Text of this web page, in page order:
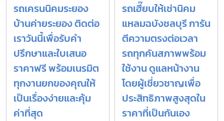
รถเครนนิคมระยอง
บ้านค่ายระยอง ติดต่อ
เราวันนี้เพื่อรับคำ
ปรึกษาและใบเสนอ
ราคาฟรี พร้อมเนรมิต
ทุกงานยกของคุณให้
เป็นเรื่องง่ายและคุ้ม
ค่าที่สุด
รถเฮี๊ยบให้เช่านิคม
แหลมฉบังชลบุรี การัน
ตีความตรงต่อเวลา
รถทุกคันสภาพพร้อม
ใช้งาน ดูแลหน้างาน
โดยผู้เชี่ยวชาญเพื่อ
ประสิทธิภาพสูงสุดใน
ราคาที่เป็นกันเอง